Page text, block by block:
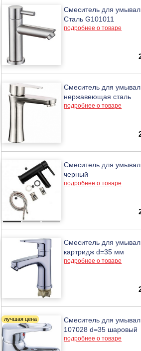
Смеситель для
Сталь G101011
подробнее о товаре
Смеситель для
нержавеющая сталь
подробнее о товаре
Смеситель для
черный
подробнее о товаре
Смеситель для
картридж d=35 мм
подробнее о товаре
Смеситель для
107028 d=35 шаровый
подробнее о товаре